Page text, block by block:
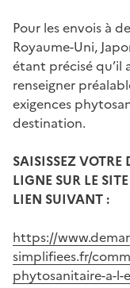
Pour les envois à
Royaume-Uni,
étant précisé qu’il
renseigner
exigences
destination.
SAISISSEZ
LIGNE SUR LE
LIEN SUIVANT :
https://
simplifiees.fr/
phytosanitaire-a-l-